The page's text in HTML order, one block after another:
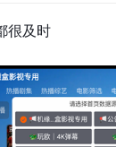
很及时